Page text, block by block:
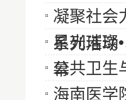
凝聚社
系列活动
星光璀璨
幕
公共卫生
海南医学